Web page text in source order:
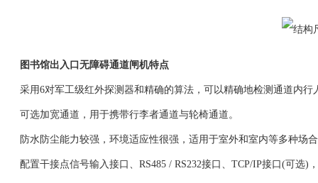
图书馆出入口无障碍通道闸机特点
采用6对军工级红外探测器和精确的算法，可以精确地检测通道内行
可选加宽通道，用于携带行李者通道与轮椅通道。
防水防尘能力较强，环境适应性很强，适用于室外和室内等多种场
配置干接点信号输入接口、RS485 / RS232接口、TCP/IP接口(可选)